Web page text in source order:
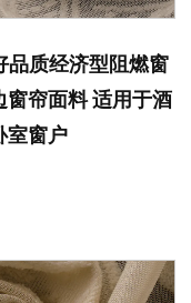
质经济型阻燃窗
窗帘面料 适用于酒
室窗户